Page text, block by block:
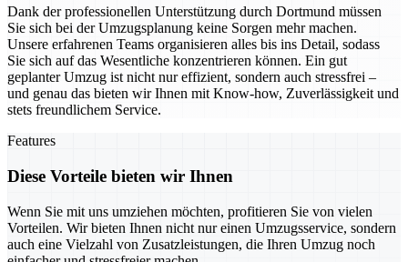
Dank der professionellen Unterstützung durch Dortmund müssen
Sie sich bei der Umzugsplanung keine Sorgen mehr machen.
Unsere erfahrenen Teams organisieren alles bis ins Detail, sodass
Sie sich auf das Wesentliche konzentrieren können. Ein gut
geplanter Umzug ist nicht nur effizient, sondern auch stressfrei –
und genau das bieten wir Ihnen mit Know-how, Zuverlässigkeit und
stets freundlichem Service.
Features
Diese Vorteile bieten wir Ihnen
Wenn Sie mit uns umziehen möchten, profitieren Sie von vielen
Vorteilen. Wir bieten Ihnen nicht nur einen Umzugsservice, sondern
auch eine Vielzahl von Zusatzleistungen, die Ihren Umzug noch